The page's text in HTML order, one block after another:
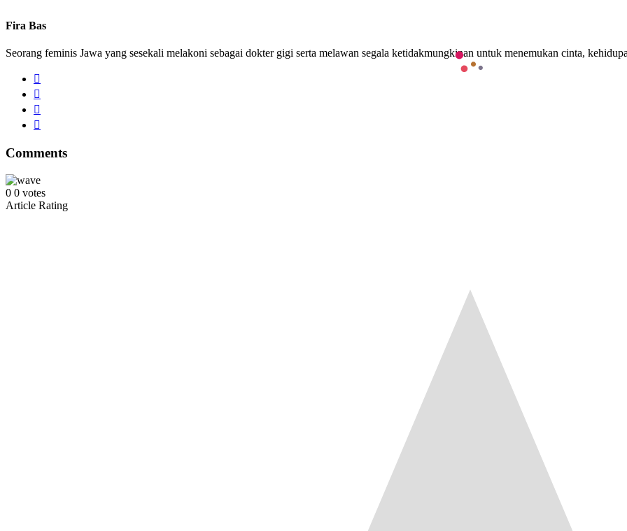
Fira Bas
Seorang feminis Jawa yang sesekali melakoni sebagai dokter gigi serta melawan segala ketidakmungkinan untuk menemukan cinta,
Comments
0 0 votes
Article Rating